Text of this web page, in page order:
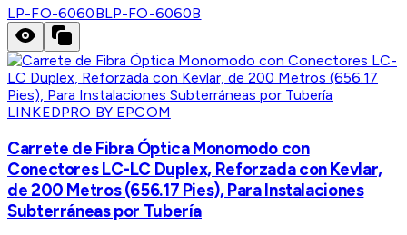
LP-FO-6060BLP-FO-6060B
LINKEDPRO BY EPCOM
Carrete de Fibra Óptica Monomodo con
Conectores LC-LC Duplex, Reforzada con Kevlar,
de 200 Metros (656.17 Pies), Para Instalaciones
Subterráneas por Tubería